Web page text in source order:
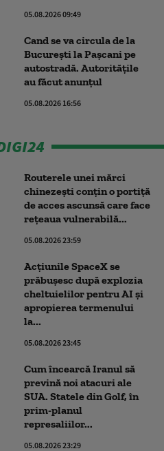
05.08.2026 09:49
Cand se va circula de la
București la Pașcani pe
autostradă. Autoritățile
au făcut anunțul
05.08.2026 16:56
Routerele unei mărci
chinezești conțin o portiță
de acces ascunsă care face
rețeaua vulnerabilă...
05.08.2026 23:59
Acţiunile SpaceX se
prăbuşesc după explozia
cheltuielilor pentru AI şi
apropierea termenului
la...
05.08.2026 23:45
Cum încearcă Iranul să
prevină noi atacuri ale
SUA. Statele din Golf, în
prim-planul
represaliilor...
05.08.2026 23:29